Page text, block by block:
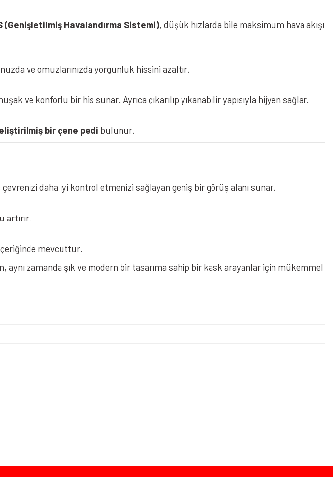
(Genişletilmiş Havalandırma Sistemi), düşük hızlarda bile maksimum hava akışı
ve omuzlarınızda yorgunluk hissini azaltır.
ve konforlu bir his sunar. Ayrıca çıkarılıp yıkanabilir yapısıyla hijyen sağlar.
bir çene pedi bulunur.
daha iyi kontrol etmenizi sağlayan geniş bir görüş alanı sunar.
artırır.
mevcuttur.
zamanda şık ve modern bir tasarıma sahip bir kask arayanlar için mükemmel